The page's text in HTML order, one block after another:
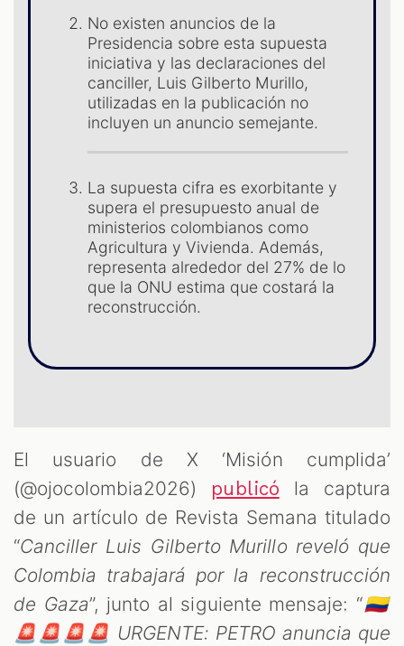
No existen anuncios de la
Presidencia sobre esta supuesta
iniciativa y las declaraciones del
canciller, Luis Gilberto Murillo,
utilizadas en la publicación no
incluyen un anuncio semejante.
La supuesta cifra es exorbitante y
supera el presupuesto anual de
ministerios colombianos como
Agricultura y Vivienda. Además,
representa alrededor del 27% de lo
que la ONU estima que costará la
reconstrucción.
El usuario de X ‘Misión cumplida’
(@ojocolombia2026) publicó la captura
de un artículo de Revista Semana titulado
“Canciller Luis Gilberto Murillo reveló que
Colombia trabajará por la reconstrucción
de Gaza”, junto al siguiente mensaje: “🇨🇴
🚨🚨🚨🚨 URGENTE: PETRO anuncia que